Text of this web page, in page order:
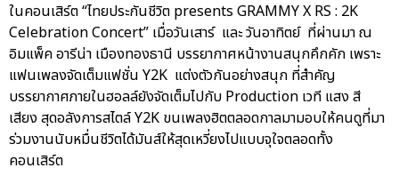
ในคอนเสิร์ต “ไทยประกันชีวิต presents GRAMMY X RS : 2K
Celebration Concert” เมื่อวันเสาร์ และ วันอาทิตย์ ที่ผ่านมา ณ
อิมแพ็ค อารีน่า เมืองทองธานี บรรยากาศหน้างานสนุกคึกคัก เพราะ
แฟนเพลงจัดเต็มแฟชั่น Y2K แต่งตัวกันอย่างสนุก ที่สำคัญ
บรรยากาศภายในฮอลล์ยังจัดเต็มไปกับ Production เวที แสง สี
เสียง สุดอลังการสไตล์ Y2K ขนเพลงฮิตตลอดกาลมามอบให้คนดูที่มา
ร่วมงานนับหมื่นชีวิตได้มันส์ให้สุดเหวี่ยงไปแบบจุใจตลอดทั้ง
คอนเสิร์ต